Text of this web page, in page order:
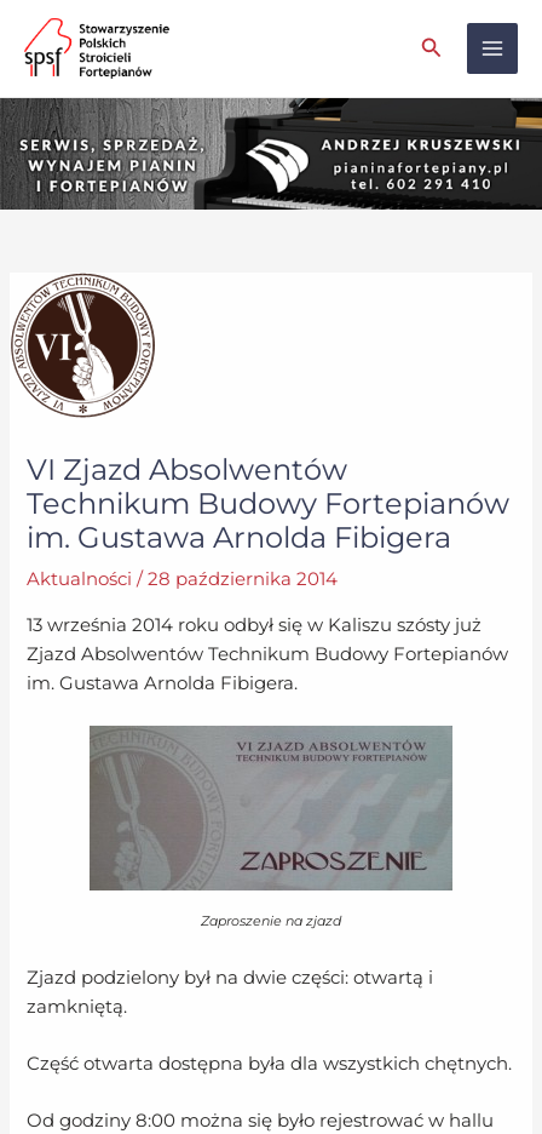
content
Search
VI Zjazd Absolwentów
Technikum Budowy Fortepianów
im. Gustawa Arnolda Fibigera
Aktualności /28 października 2014
13 września 2014 roku odbył się w Kaliszu szósty już
Zjazd Absolwentów Technikum Budowy Fortepianów
im. Gustawa Arnolda Fibigera.
Zaproszenie na zjazd
Zjazd podzielony był na dwie części: otwartą i
zamkniętą.
Część otwarta dostępna była dla wszystkich chętnych.
Od godziny 8:00 można się było rejestrować w hallu